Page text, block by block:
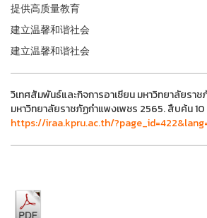
提供高质量教育
建立温馨和谐社会
建立温馨和谐社会
วิเทศสัมพันธ์และกิจการอาเซียน มหาวิทยาลัยรา
มหาวิทยาลัยราชภัฏกำแพงเพชร 2565. สืบค้น
https://iraa.kpru.ac.th/